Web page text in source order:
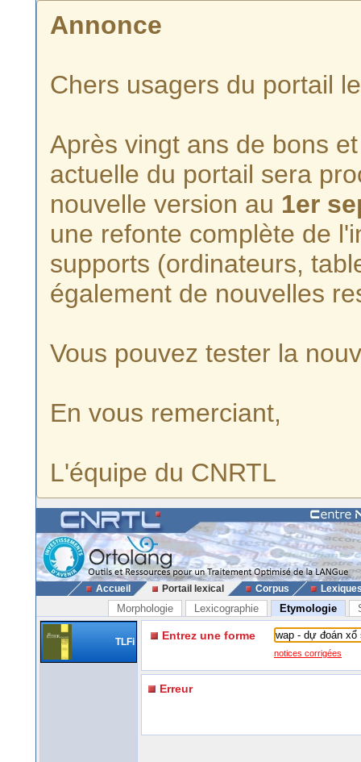
Annonce
Chers usagers du portail
Après vingt ans de bons
actuelle du portail sera
nouvelle version au 1er
une refonte complète de
supports (ordinateurs,
également de nouvelles
Vous pouvez tester la
En vous remerciant,
L'équipe du CNRTL
Accueil Portail lexical Corpus
Morphologie Lexicographie Etymologie
TLFi Entrez une forme
notices corrigées
Erreur